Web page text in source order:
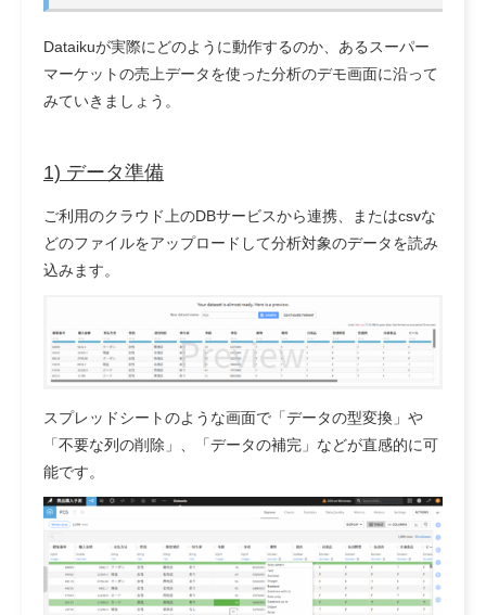
Dataikuが実際にどのように動作するのか、あるスーパー
マーケットの売上データを使った分析のデモ画面に沿って
みていきましょう。
1) データ準備
ご利用のクラウド上のDBサービスから連携、またはcsvな
どのファイルをアップロードして分析対象のデータを読み
込みます。
スプレッドシートのような画面で「データの型変換」や
「不要な列の削除」、「データの補完」などが直感的に可
能です。